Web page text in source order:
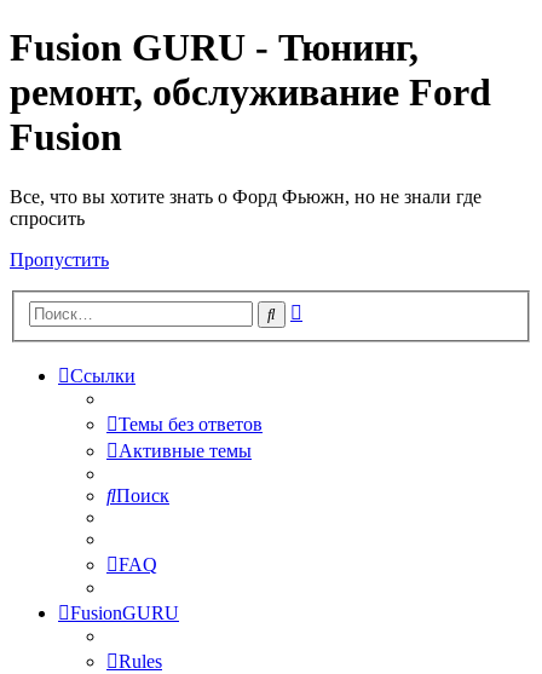
Fusion GURU - Тюнинг,
ремонт, обслуживание Ford
Fusion
Все, что вы хотите знать о Форд Фьюжн, но не знали где
спросить
Пропустить
Поиск
Ссылки
Темы без ответов
Активные темы
Поиск
FAQ
FusionGURU
Rules